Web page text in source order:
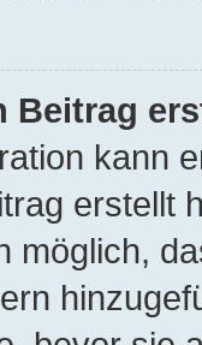
Beitrag
kann
erstellt
möglich,